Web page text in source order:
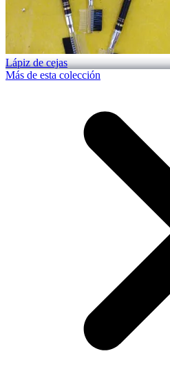
Lápiz de cejas
Más de esta colección